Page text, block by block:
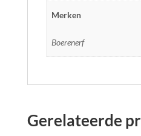
Merken
Boerenerf
Gerelateerde